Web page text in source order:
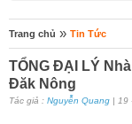
Trang chủ » Tin Tức
TỔNG ĐẠI LÝ
Đăk Nông
Tác giả : Nguyễn Quang | 19